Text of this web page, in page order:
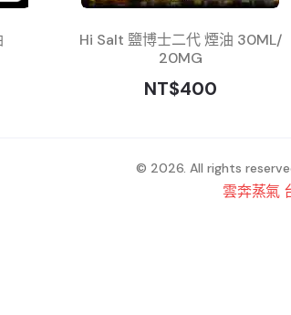
Hi Salt 鹽博士二代 煙油 30ML/
20MG
NT$400
© 2026. All rights
雲奔蒸氣